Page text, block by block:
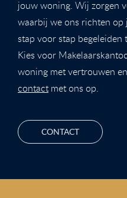
jouw woning. Wij zorgen
waarbij we ons richten op
stap voor stap
Kies voor
woning met vertrouwen
contactmet ons op.
CONTACT